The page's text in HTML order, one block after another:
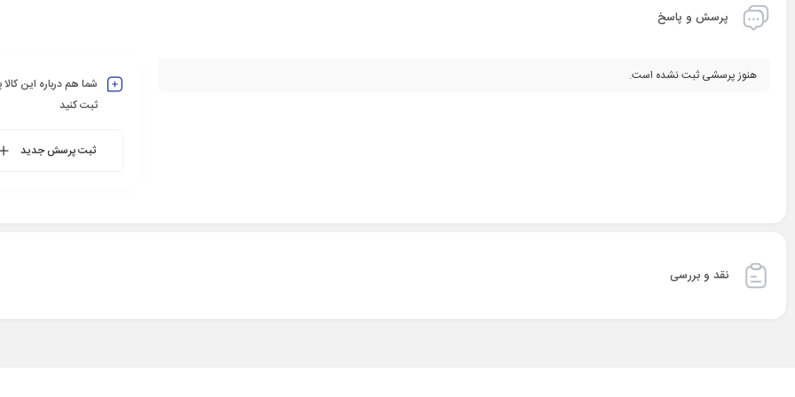
پرسش و پاسخ
هنوز پرسشی ثبت نشده است.
شما هم درباره این
ثبت کنید
ثبت پرسش جدید
نقد و بررسی